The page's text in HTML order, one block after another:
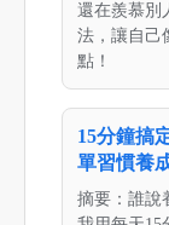
還在羨慕別
法，讓自己
點！
15分鐘搞
單習慣養
摘要：誰說